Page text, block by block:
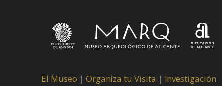
El Museo | Organiza tu Visita | Investigación